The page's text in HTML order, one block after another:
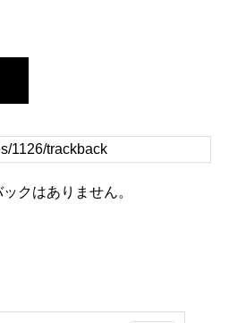
クはありません。